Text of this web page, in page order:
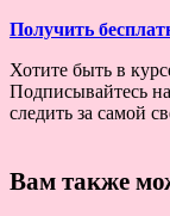
Получить
Хотите быть в
Подписывайтесь
следить за самой
Вам также